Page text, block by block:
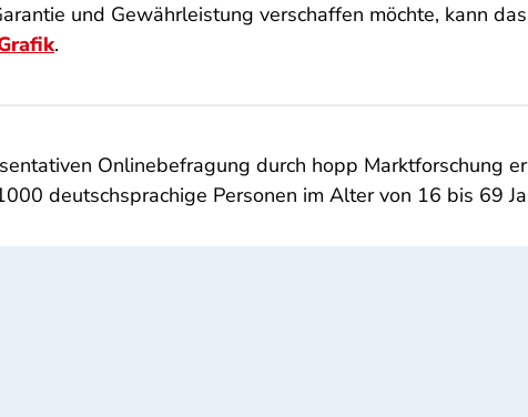
und Gewährleistung verschaffen möchte, kann
.
Onlinebefragung durch hopp Marktforschung
deutschsprachige Personen im Alter von 16 bis 69